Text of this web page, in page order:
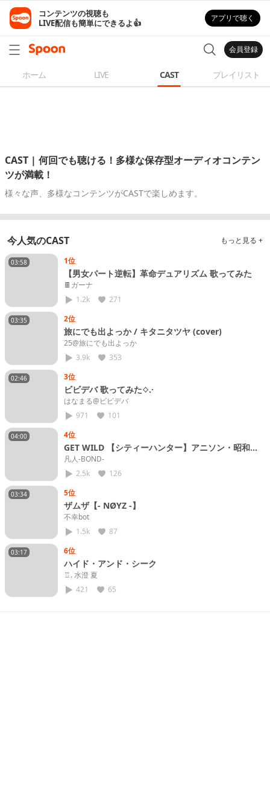
コンテンツの視聴も
LIVE配信も簡単にできるよ👍
アプリで聴く
会員登録
ホーム LIVE CAST プレイリスト
CAST | 何回でも聴ける！多様な保存型オーディオコンテン
ツが満載！
様々な声、多様なコンテンツがCASTで楽しめます。
今人気のCAST もっと見る +
03:58 1位
【男女パート逆転】革命デュアリズム 歌ってみた
🍫ガーナ
1.2k
271
03:35 2位
旅にでも出よっか / キタニタツヤ (cover)
25@旅にでも出よっか
3.9k
353
02:46 3位
ビビデバ 歌ってみた⟡.·
はなまる@ビビデバ
971
101
04:00 4位
GET WILD 【シティーハンター】アニソン・昭和平
成のヒット曲歌ってみた！
凡人-BOND-
2.5k
126
03:34 5位
ザムザ【- NØYZ -】
不幸bot
1.5k
87
03:17 6位
ハイド・アンド・シーク
♖. 水澄 夏
421
65